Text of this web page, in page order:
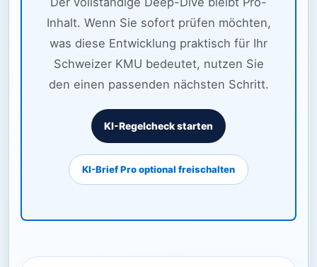
Inhalt. Wenn Sie sofort prüfen möchten,
was diese Entwicklung praktisch für Ihr
Schweizer KMU bedeutet, nutzen Sie
den einen passenden nächsten Schritt.
KI-Regelcheck starten
KI-Brief Pro optional freischalten